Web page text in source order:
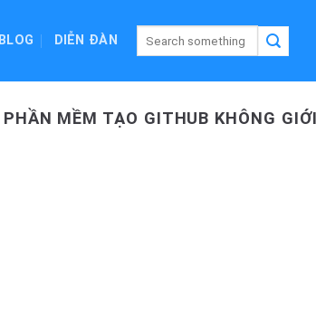
BLOG DIỄN ĐÀN
PHẦN MỀM TẠO GITHUB KHÔNG